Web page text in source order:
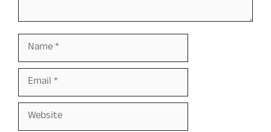
Name
Email
Website